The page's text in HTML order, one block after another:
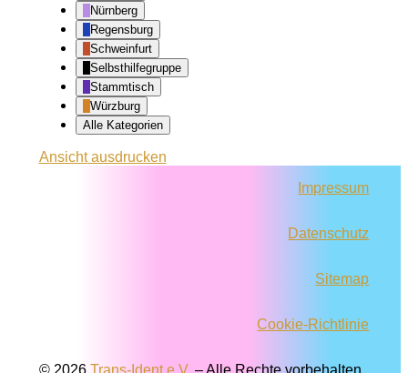
Nürnberg
Regensburg
Schweinfurt
Selbsthilfegruppe
Stammtisch
Würzburg
Alle Kategorien
Ansichtausdrucken
Impressum
Datenschutz
Sitemap
Cookie-Richtlinie
© 2026 Trans-Ident e.V. – Alle Rechte vorbehalten